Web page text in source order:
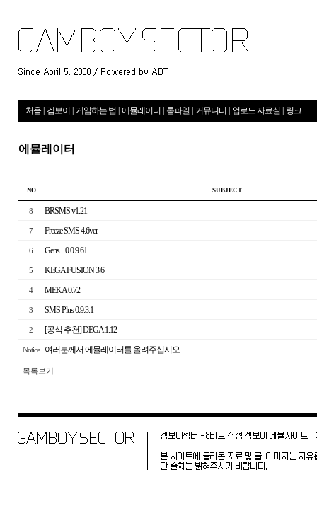
처음 겜보이 게임하는 법 에뮬레이터 롬파일 커뮤니티 업로드 자료실 링크
에뮬레이터
NO S U B J E C T
8 BRSMS v1.21
7 Freeze SMS 4.6ver
6 Gens+ 0.0.9.61
5 KEGA FUSION 3.6
4 MEKA 0.72
3 SMS Plus 0.9.3.1
2 [공식 추천] DEGA 1.12
Notice 여러분께서 에뮬레이터를 올려주십시오
목록보기